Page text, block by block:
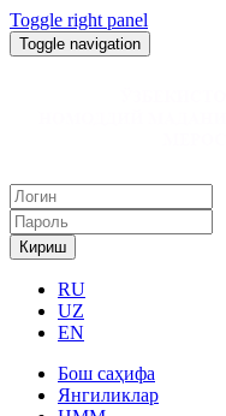
Toggle right panel
Toggle navigation
Кириш
RU
UZ
EN
Бош саҳифа
Янгиликлар